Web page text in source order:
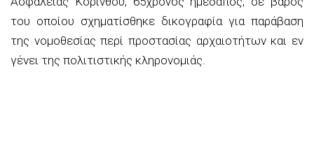
του οποίου σχηματίσθηκε δικογραφία για παράβαση
της νομοθεσίας περί προστασίας αρχαιοτήτων και εν
γένει της πολιτιστικής κληρονομιάς.